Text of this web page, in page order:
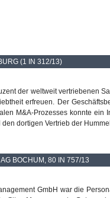
(1 IN 312/13)
der weltweit vertriebenen
erfreuen. Der
M&A-Prozesses konnte ein
dortigen Vertrieb der
BOCHUM, 80 IN 757/13
GmbH war die